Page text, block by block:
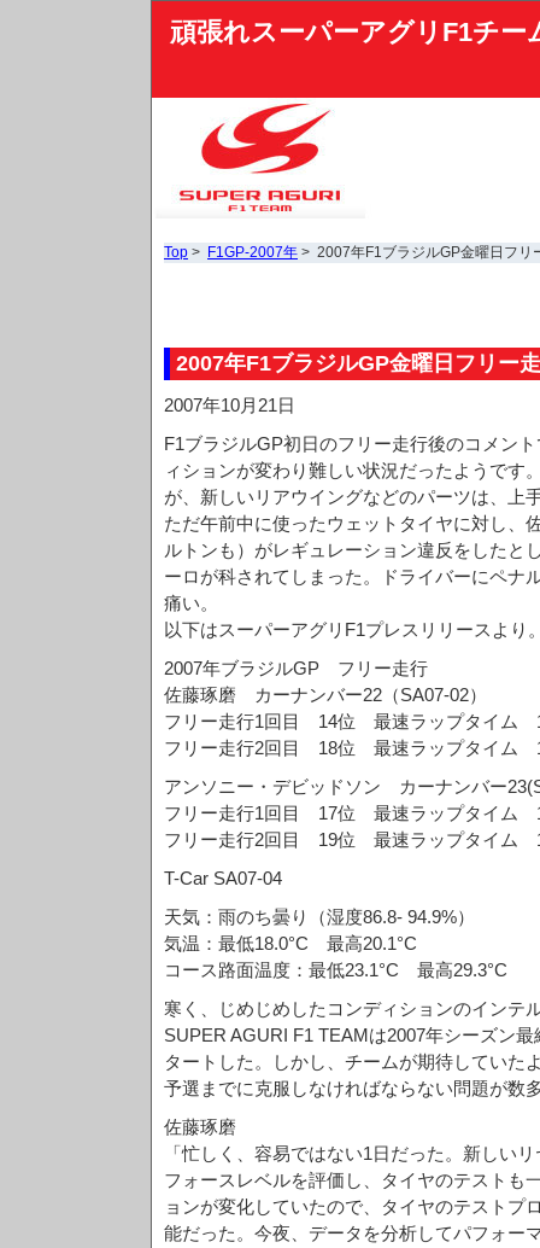
頑張れスーパーアグリF1チー
Top > F1GP-2007年 > 2007年F1ブラジルGP金曜日フリ
2007年F1ブラジルGP金曜日フリー
2007年10月21日
F1ブラジルGP初日のフリー走行後のコメン
ィションが変わり難しい状況だったようです
が、新しいリアウイングなどのパーツは、上
ただ午前中に使ったウェットタイヤに対し、
ルトンも）がレギュレーション違反をしたと
ーロが科されてしまった。ドライバーにペナ
痛い。
以下はスーパーアグリF1プレスリリースより
2007年ブラジルGP フリー走行
佐藤琢磨 カーナンバー22（SA07-02）
フリー走行1回目 14位 最速ラップタイム
フリー走行2回目 18位 最速ラップタイム
アンソニー・デビッドソン カーナンバー
フリー走行1回目 17位 最速ラップタイム
フリー走行2回目 19位 最速ラップタイム
T-Car SA07-04
天気：雨のち曇り（湿度86.8- 94.9%）
気温：最低18.0°C 最高20.1°C
コース路面温度：最低23.1°C 最高29.3°C
寒く、じめじめしたコンディションのインテ
SUPER AGURI F1 TEAMは2007年シーズン
タートした。しかし、チームが期待していた
予選までに克服しなければならない問題が数
佐藤琢磨
「忙しく、容易ではない1日だった。新しい
フォースレベルを評価し、タイヤのテストも
ョンが変化していたので、タイヤのテストプ
能だった。今夜、データを分析してパフォー